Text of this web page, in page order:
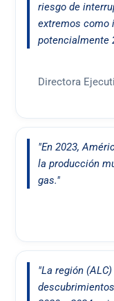
riesgo de
extremos como
potencialmente
Directora
"En 2023,
la producción
gas."
"La región